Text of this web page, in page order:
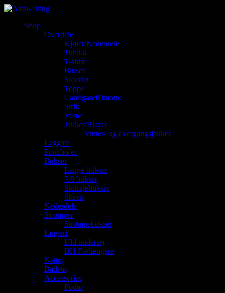
Shop
Overdele
Kjoler/Nederdele
Tunika
T-shirt
Bluser
Skjorter
Toppe
Cardigan/Kimono
Strik
Veste
Jakker/Blazer
Vinter- og overgangsjakker
Leggins
Poncho’er
Bukser
Lange bukser
7/8 bukser
Stumpebukser
Shorts
Nederdele
Strømper
Strømpebukser
Lingeri
Uld undertøj
BH Forlængere
Nattøj
Badetøj
Accessories
Fodtøj